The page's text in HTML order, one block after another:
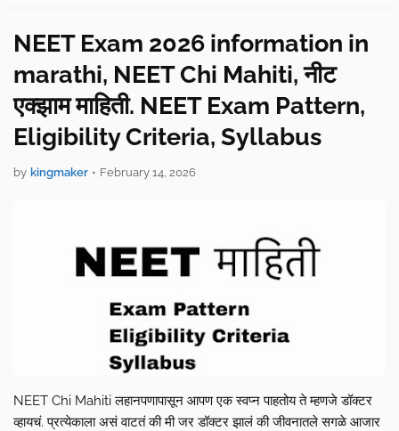
NEET Exam 2026 information in
marathi, NEET Chi Mahiti, नीट
एक्झाम माहिती. NEET Exam Pattern,
Eligibility Criteria, Syllabus
by kingmaker • February 14, 2026
NEET Chi Mahiti लहानपणापासून आपण एक स्वप्न पाहतोय ते म्हणजे डॉक्टर
व्हायचं. प्रत्येकाला असं वाटतं की मी जर डॉक्टर झालं की जीवनातले सगळे आजार